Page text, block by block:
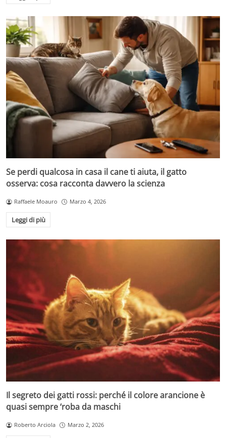
Se perdi qualcosa in casa il cane ti aiuta, il gatto
osserva: cosa racconta davvero la scienza
Raffaele Moauro Marzo 4, 2026
Leggi di più
Il segreto dei gatti rossi: perché il colore arancione è
quasi sempre ‘roba da maschi
Roberto Arciola Marzo 2, 2026